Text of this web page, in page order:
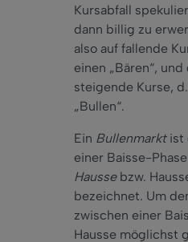
Kursabfall
dann billig zu
also auf fallende
einen „Bären“,
steigende Kurse,
„Bullen“.
Ein Bullenmarktist
einer Baisse-
Haussebzw.
bezeichnet. Um
zwischen einer
Hausse möglichst